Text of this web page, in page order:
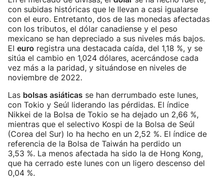
con subidas históricas que le llevan a casi igualarse
con el euro. Entretanto, dos de las monedas afectadas
con los tributos, el dólar canadiense y el peso
mexicano se han depreciado a sus niveles más bajos.
El euro registra una destacada caída, del 1,18 %, y se
sitúa el cambio en 1,024 dólares, acercándose cada
vez más a la paridad, y situándose en niveles de
noviembre de 2022.
Las bolsas asiáticas se han derrumbado este lunes,
con Tokio y Seúl liderando las pérdidas. El índice
Nikkei de la Bolsa de Tokio se ha dejado un 2,66 %,
mientras que el selectivo Kospi de la Bolsa de Seúl
(Corea del Sur) lo ha hecho en un 2,52 %. El índice de
referencia de la Bolsa de Taiwán ha perdido un
3,53 %. La menos afectada ha sido la de Hong Kong,
que ha cerrado este lunes con un ligero descenso del
0,04 %.